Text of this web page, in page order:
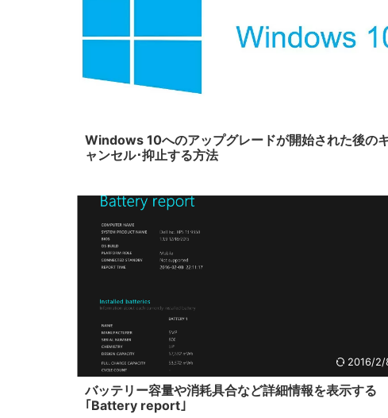
Windows 10へのアップグレードが開始された後の
ャンセル･抑止する方法
2016/2/
バッテリー容量や消耗具合など詳細情報を表示する
｢Battery report｣